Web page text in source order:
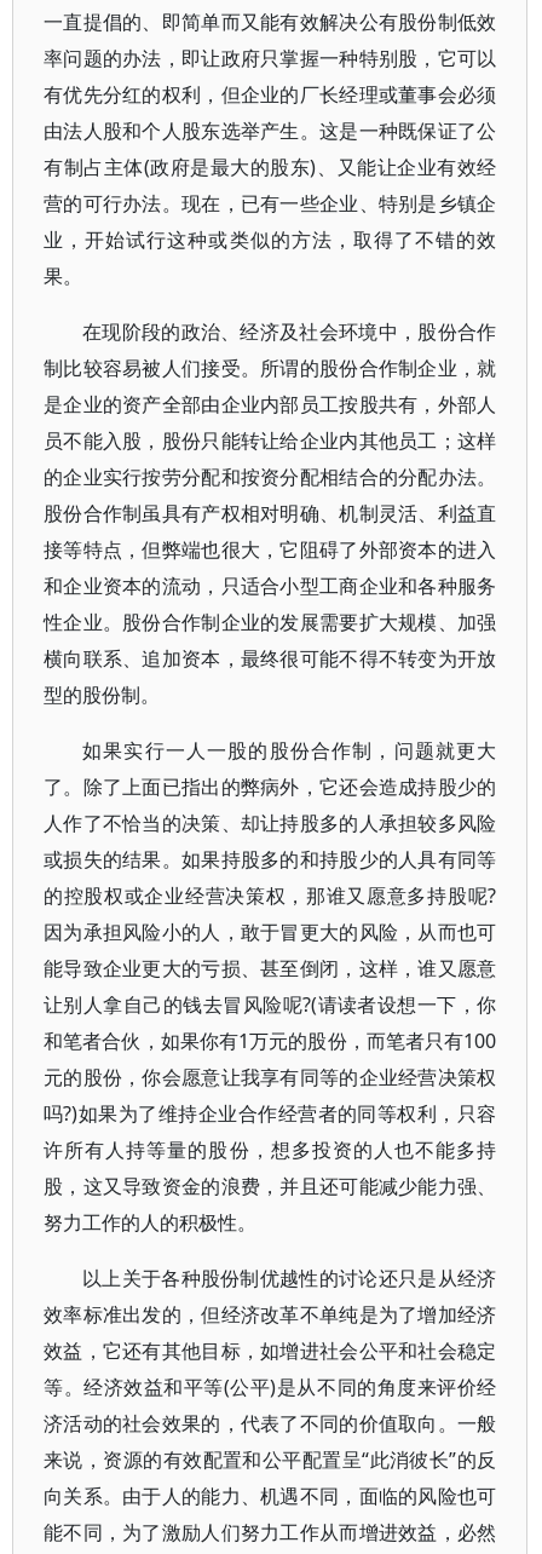
一直提倡的、即简单而又能有效解决公有股份制低效
率问题的办法，即让政府只掌握一种特别股，它可以
有优先分红的权利，但企业的厂长经理或董事会必须
由法人股和个人股东选举产生。这是一种既保证了公
有制占主体(政府是最大的股东)、又能让企业有效经
营的可行办法。现在，已有一些企业、特别是乡镇企
业，开始试行这种或类似的方法，取得了不错的效
果。
在现阶段的政治、经济及社会环境中，股份合作
制比较容易被人们接受。所谓的股份合作制企业，就
是企业的资产全部由企业内部员工按股共有，外部人
员不能入股，股份只能转让给企业内其他员工；这样
的企业实行按劳分配和按资分配相结合的分配办法。
股份合作制虽具有产权相对明确、机制灵活、利益直
接等特点，但弊端也很大，它阻碍了外部资本的进入
和企业资本的流动，只适合小型工商企业和各种服务
性企业。股份合作制企业的发展需要扩大规模、加强
横向联系、追加资本，最终很可能不得不转变为开放
型的股份制。
如果实行一人一股的股份合作制，问题就更大
了。除了上面已指出的弊病外，它还会造成持股少的
人作了不恰当的决策、却让持股多的人承担较多风险
或损失的结果。如果持股多的和持股少的人具有同等
的控股权或企业经营决策权，那谁又愿意多持股呢?
因为承担风险小的人，敢于冒更大的风险，从而也可
能导致企业更大的亏损、甚至倒闭，这样，谁又愿意
让别人拿自己的钱去冒风险呢?(请读者设想一下，你
和笔者合伙，如果你有1万元的股份，而笔者只有100
元的股份，你会愿意让我享有同等的企业经营决策权
吗?)如果为了维持企业合作经营者的同等权利，只容
许所有人持等量的股份，想多投资的人也不能多持
股，这又导致资金的浪费，并且还可能减少能力强、
努力工作的人的积极性。
以上关于各种股份制优越性的讨论还只是从经济
效率标准出发的，但经济改革不单纯是为了增加经济
效益，它还有其他目标，如增进社会公平和社会稳定
等。经济效益和平等(公平)是从不同的角度来评价经
济活动的社会效果的，代表了不同的价值取向。一般
来说，资源的有效配置和公平配置呈“此消彼长”的反
向关系。由于人的能力、机遇不同，面临的风险也可
能不同，为了激励人们努力工作从而增进效益，必然